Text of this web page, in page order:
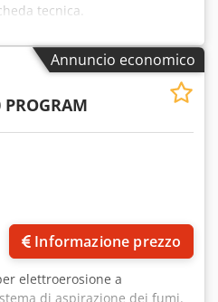
tecnica.
Annuncio economico
Informazione prezzo
elettroerosione a
di aspirazione dei fumi.